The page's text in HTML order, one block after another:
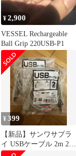
¥2,900
VESSEL Rechargeable
Ball Grip 220USB-P1
¥399
【新品】サンワサプラ
イ USBケーブル 2m 2個
セット (KU-2000K3)